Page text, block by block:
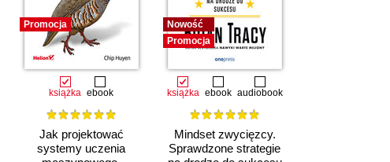
Promocja
książka ebook
Jak projektować
systemy uczenia
Nowość
Promocja
książka ebook audiobook
Mindset zwycięzcy.
Sprawdzone strategie